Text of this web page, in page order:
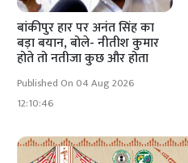
बांकीपुर हार पर अनंत सिंह का
बड़ा बयान, बोले- नीतीश कुमार
होते तो नतीजा कुछ और होता
Published On 04 Aug 2026
12:10:46